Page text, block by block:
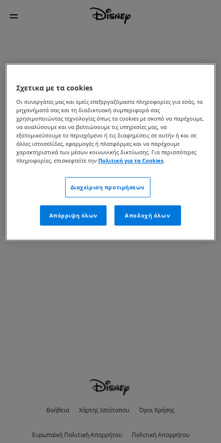
Βοήθεια Χάρτης Ιστότοπου Όροι Χρήσης
Eυρωπαϊκή Πολιτική Απορρήτου Πολιτική Απορρήτου
Σχετικα με τα cookies
Οι συνεργάτες μας και εμείς επεξεργαζόμαστε πληροφορίες για εσάς, τα
μηχανήματά σας και τη διαδικτυακή συμπεριφορά σας
χρησιμοποιώντας τεχνολογίες όπως τα cookies με σκοπό να παρέχουμε,
να αναλύσουμε και να βελτιώσουμε τις υπηρεσίες μας, να
εξατομικεύσουμε το περιεχόμενο ή τις διαφημίσεις σε αυτήν ή και σε
άλλες ιστοσελίδες, εφαρμογές ή πλατφόρμες και να παρέχουμε
χαρακτηριστικά των μέσων κοινωνικής δικτύωσης. Για περισσότερες
πληροφορίες, επισκεφτείτε την Πολιτική για τα Cookies.
Διαχείριση προτιμήσεων
Απόρριψη όλων Αποδοχή όλων